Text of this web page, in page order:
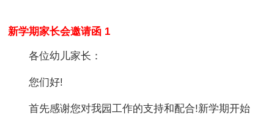
新学期家长会邀请函 1
各位幼儿家长：
您们好!
首先感谢您对我园工作的支持和配合!新学期开始